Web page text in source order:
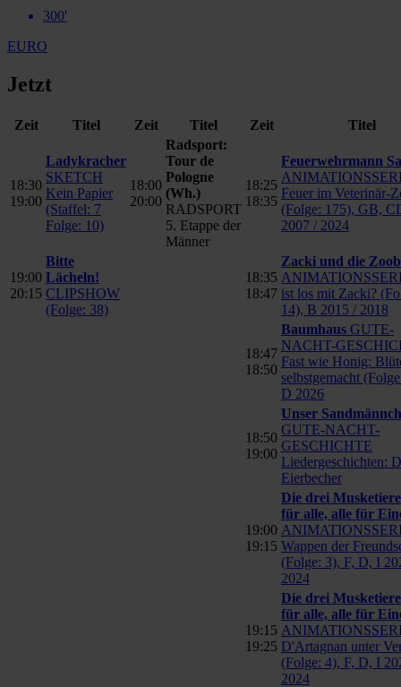
300'
EURO
Jetzt
Zeit Titel Zeit Titel Zeit Titel
18:30
19:00
Ladykracher
SKETCH
Kein Papier
(Staffel: 7
Folge: 10)
18:00
20:00
Radsport:
Tour de
Pologne
(Wh.)
RADSPORT
5. Etappe der
Männer
18:25
18:35
Feuerwehrmann
Feuer im Veterinär-
(Folge: 175), GB,
2007 / 2024
19:00
20:15
Bitte
Lächeln!
CLIPSHOW
(Folge: 38)
18:35
18:47
Zacki und die
ist los mit Zacki?
14), B 2015 / 2018
18:47
18:50
Baumhaus GUTE-
NACHT-
Fast wie Honig:
selbstgemacht
D 2026
18:50
19:00
Unser
GUTE-NACHT-
GESCHICHTE
Liedergeschichten:
Eierbecher
19:00
19:15
Die drei
für alle, alle für
Wappen der
(Folge: 3), F, D, I
2024
19:15
19:25
Die drei
für alle, alle für
D'Artagnan unter
(Folge: 4), F, D, I
2024